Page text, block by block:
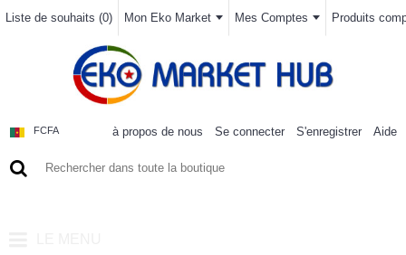
Liste de souhaits (0) Mon Eko Market Mes Comptes Produits
FCFA à propos de nous Se connecter S'enregistrer Aide